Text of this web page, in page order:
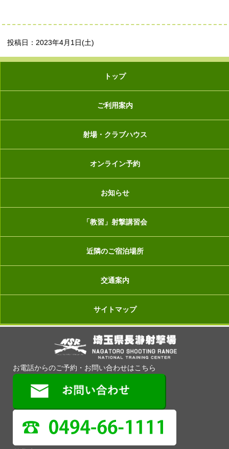
投稿日：2023年4月1日(土)
トップ
ご利用案内
射場・クラブハウス
オンライン予約
お知らせ
「教習」射撃講習会
近隣のご宿泊場所
交通案内
サイトマップ
お電話からのご予約・お問い合わせはこちら